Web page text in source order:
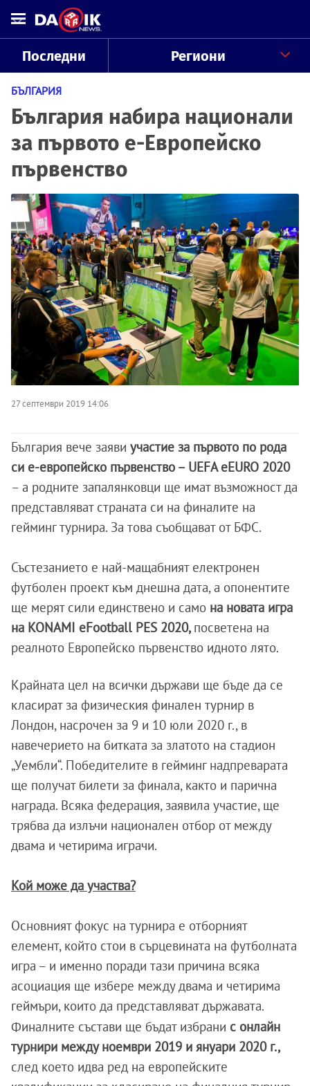
Последни Региони
БЪЛГАРИЯ
България набира национали
за първото е-Eвропейско
първенство
27 септември 2019 14:06
България вече заяви участие за първото по рода
си е-европейско първенство – UEFA eEURO 2020
– а родните запалянковци ще имат възможност да
представляват страната си на финалите на
гейминг турнира. За това съобщават от БФС.
Състезанието е най-мащабният електронен
футболен проект към днешна дата, а опонентите
ще мерят сили единствено и само на новата игра
на KONAMI eFootball PES 2020, посветена на
реалното Европейско първенство идното лято.
Крайната цел на всички държави ще бъде да се
класират за физическия финален турнир в
Лондон, насрочен за 9 и 10 юли 2020 г., в
навечерието на битката за златото на стадион
„Уембли“. Победителите в гейминг надпреварата
ще получат билети за финала, както и парична
награда. Всяка федерация, заявила участие, ще
трябва да излъчи национален отбор от между
двама и четирима играчи.
Кой може да участва?
Основният фокус на турнира е отборният
елемент, който стои в сърцевината на футболната
игра – и именно поради тази причина всяка
асоциация ще избере между двама и четирима
геймъри, които да представляват държавата.
Финалните състави ще бъдат избрани с онлайн
турнири между ноември 2019 и януари 2020 г.,
след което идва ред на европейските